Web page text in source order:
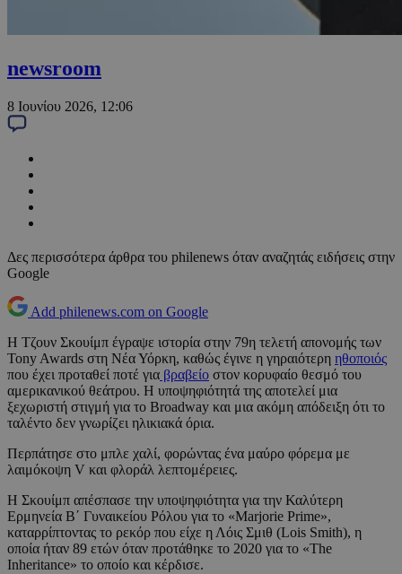
newsroom
8 Ιουνίου 2026, 12:06
Δες περισσότερα άρθρα του philenews όταν αναζητάς ειδήσεις στην
Google
Add philenews.com on Google
Η Τζουν Σκουίμπ έγραψε ιστορία στην 79η τελετή απονομής των
Tony Awards στη Νέα Υόρκη, καθώς έγινε η γηραιότερη ηθοποιός
που έχει προταθεί ποτέ για βραβείο στον κορυφαίο θεσμό του
αμερικανικού θεάτρου. Η υποψηφιότητά της αποτελεί μια
ξεχωριστή στιγμή για το Broadway και μια ακόμη απόδειξη ότι το
ταλέντο δεν γνωρίζει ηλικιακά όρια.
Περπάτησε στο μπλε χαλί, φορώντας ένα μαύρο φόρεμα με
λαιμόκοψη V και φλοράλ λεπτομέρειες.
Η Σκουίμπ απέσπασε την υποψηφιότητα για την Καλύτερη
Ερμηνεία Β΄ Γυναικείου Ρόλου για το «Marjorie Prime»,
καταρρίπτοντας το ρεκόρ που είχε η Λόις Σμιθ (Lois Smith), η
οποία ήταν 89 ετών όταν προτάθηκε το 2020 για το «The
Inheritance» το οποίο και κέρδισε.